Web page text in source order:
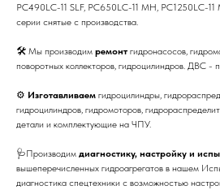
PC490LC-11 SLF, PC650LC-11 MH, PC1250LC-11
серии снятые с производства.
🛠 Мы производим ремонт гидронасосов,
поворотных коллекторов, гидроцилиндров. ДВС -
⚙ Изготавливаем гидроцилиндры,
гидроцилиндров, гидромоторов,
детали и комплектующие на ЧПУ.
🩺Производим диагностику, настройку и
вышеперечисленных гидроагрегатов в нашем
диагностика спецтехники с возможностью